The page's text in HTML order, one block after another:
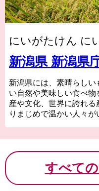
にいがたけん に
新潟県 新潟県
新潟県には、素晴らし
い自然や美味しい食べ
産や文化、世界に誇れる
りまじめで温かい人々が
万人を超える大きな県
の県でした。稲作を中
業等のさまざまな産業
ぜひ、この魅力ある新
すべて